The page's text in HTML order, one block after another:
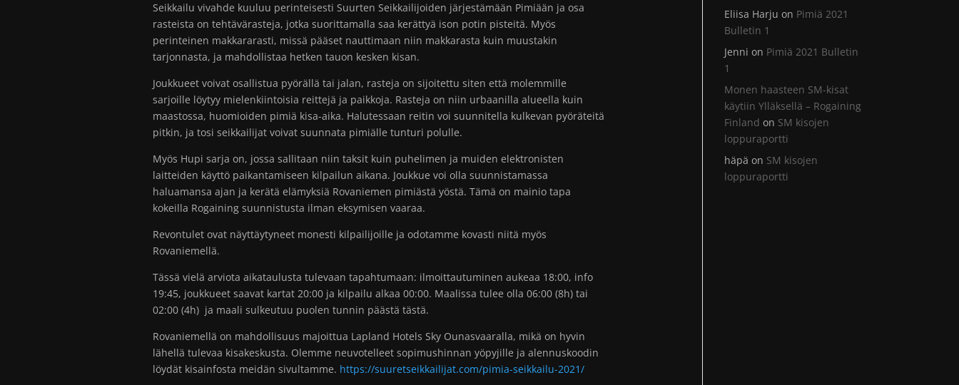
Seikkailu vivahde kuuluu perinteisesti Suurten Seikkailijoiden järjestämään Pimiään ja osa
rasteista on tehtävärasteja, jotka suorittamalla saa kerättyä ison potin pisteitä. Myös
perinteinen makkararasti, missä pääset nauttimaan niin makkarasta kuin muustakin
tarjonnasta, ja mahdollistaa hetken tauon kesken kisan.
Joukkueet voivat osallistua pyörällä tai jalan, rasteja on sijoitettu siten että molemmille
sarjoille löytyy mielenkiintoisia reittejä ja paikkoja. Rasteja on niin urbaanilla alueella kuin
maastossa, huomioiden pimiä kisa-aika. Halutessaan reitin voi suunnitella kulkevan pyöräteitä
pitkin, ja tosi seikkailijat voivat suunnata pimiälle tunturi polulle.
Myös Hupi sarja on, jossa sallitaan niin taksit kuin puhelimen ja muiden elektronisten
laitteiden käyttö paikantamiseen kilpailun aikana. Joukkue voi olla suunnistamassa
haluamansa ajan ja kerätä elämyksiä Rovaniemen pimiästä yöstä. Tämä on mainio tapa
kokeilla Rogaining suunnistusta ilman eksymisen vaaraa.
Revontulet ovat näyttäytyneet monesti kilpailijoille ja odotamme kovasti niitä myös
Rovaniemellä.
Tässä vielä arviota aikataulusta tulevaan tapahtumaan: ilmoittautuminen aukeaa 18:00, info
19:45, joukkueet saavat kartat 20:00 ja kilpailu alkaa 00:00. Maalissa tulee olla 06:00 (8h) tai
02:00 (4h) ja maali sulkeutuu puolen tunnin päästä tästä.
Rovaniemellä on mahdollisuus majoittua Lapland Hotels Sky Ounasvaaralla, mikä on hyvin
lähellä tulevaa kisakeskusta. Olemme neuvotelleet sopimushinnan yöpyjille ja alennuskoodin
löydät kisainfosta meidän sivultamme. https://suuretseikkailijat.com/pimia-seikkailu-2021/
Eliisa Harju on Pimiä 2021
Bulletin 1
Jenni on Pimiä 2021 Bulletin
1
Monen haasteen SM-kisat
käytiin Ylläksellä – Rogaining
Finland on SM kisojen
loppuraportti
häpä on SM kisojen
loppuraportti